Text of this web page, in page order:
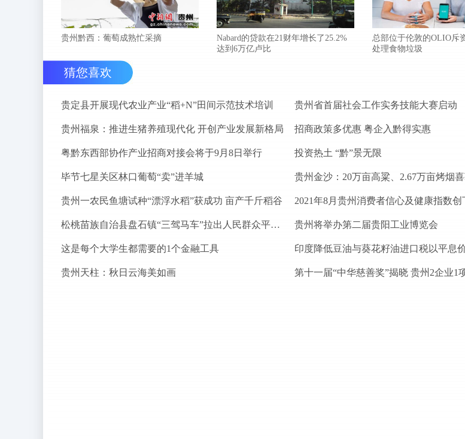
贵州黔西：葡萄成熟忙采摘
Nabard的贷款在21财年增长了25.2%
达到6万亿卢比
总部位于伦敦的OLIO斥
处理食物垃圾
猜您喜欢
贵定县开展现代农业产业“稻+N”田间示范技术培训 贵州省首届社会工作实务技能大赛启动
贵州福泉：推进生猪养殖现代化 开创产业发展新格局 招商政策多优惠 粤企入黔得实惠
粤黔东西部协作产业招商对接会将于9月8日举行 投资热土 “黔”景无限
毕节七星关区林口葡萄“卖”进羊城 贵州金沙：20万亩高粱、2.67万亩烤烟
贵州一农民鱼塘试种“漂浮水稻”获成功 亩产千斤稻谷 2021年8月贵州消费者信心及健康指数创
松桃苗族自治县盘石镇“三驾马车”拉出人民群众平安幸福生活 贵州将举办第二届贵阳工业博览会
这是每个大学生都需要的1个金融工具 印度降低豆油与葵花籽油进口税以平息
贵州天柱：秋日云海美如画 第十一届“中华慈善奖”揭晓 贵州2企业1